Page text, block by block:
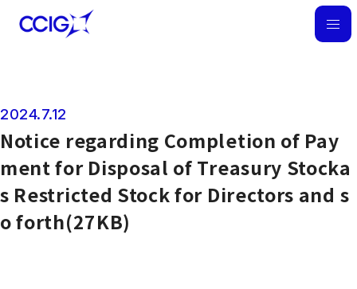
M
News
2024.7.12
Notice regarding Completion of Pay
ment for Disposal of Treasury Stocka
s Restricted Stock for Directors and s
o forth(27KB)